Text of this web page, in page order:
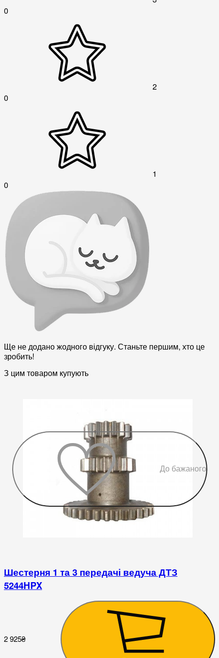
0
2
0
1
0
Ще не додано жодного відгуку. Станьте першим, хто це
зробить!
З цим товаром купують
До бажаного
Шестерня 1 та 3 передачі ведуча ДТЗ
5244HPX
2 925₴